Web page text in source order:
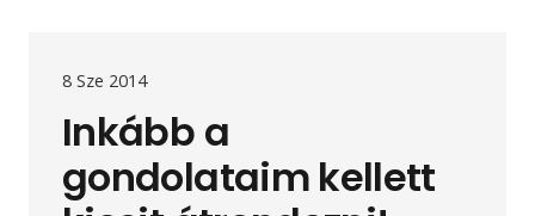
8 Sze 2014
Inkább a
gondolataim kellett